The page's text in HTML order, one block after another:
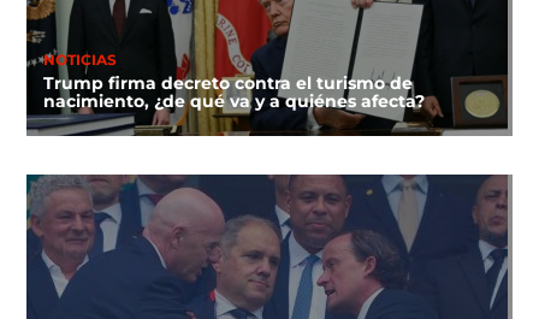
NOTICIAS
Trump firma decreto contra el turismo de
nacimiento, ¿de qué va y a quiénes afecta?